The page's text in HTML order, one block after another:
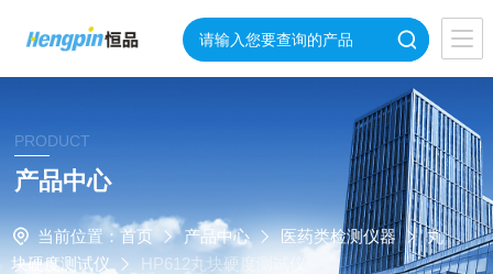
PRODUCT
产品中心
当前位置： 首页 产品中心 医药类检测仪器
丸
块硬度测试仪
HP612丸块硬度测试仪